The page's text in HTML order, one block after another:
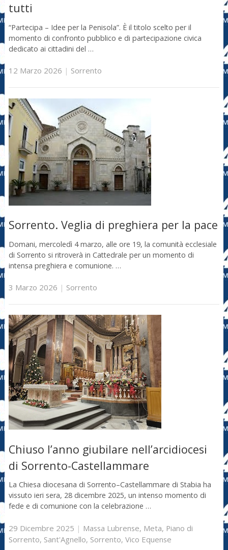
tutti
“Partecipa – Idee per la Penisola”. È il titolo scelto per il
momento di confronto pubblico e di partecipazione civica
dedicato ai cittadini del …
12 Marzo 2026 | Sorrento
Sorrento. Veglia di preghiera per la pace
Domani, mercoledì 4 marzo, alle ore 19, la comunità ecclesiale
di Sorrento si ritroverà in Cattedrale per un momento di
intensa preghiera e comunione. …
3 Marzo 2026 | Sorrento
Chiuso l’anno giubilare nell’arcidiocesi
di Sorrento-Castellammare
La Chiesa diocesana di Sorrento–Castellammare di Stabia ha
vissuto ieri sera, 28 dicembre 2025, un intenso momento di
fede e di comunione con la celebrazione …
29 Dicembre 2025 | Massa Lubrense, Meta, Piano di
Sorrento, Sant'Agnello, Sorrento, Vico Equense